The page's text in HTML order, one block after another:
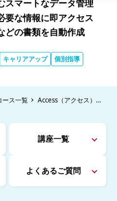
スマートなデータ管理
要な情報に即アクセス
どの書類を自動作成
キャリアアップ 個別指導
ース一覧 Access（アクセス）講
講座一覧
よくあるご質問